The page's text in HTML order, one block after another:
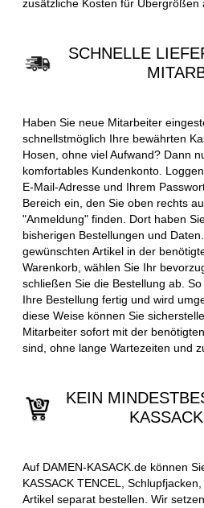
zusätzliche Kosten für Übergrößen
SCHNELLE
Haben Sie neue Mitarbeiter
schnellstmöglich Ihre bewährten
Hosen, ohne viel Aufwand? Dann
komfortables Kundenkonto.
E-Mail-Adresse und Ihrem
Bereich ein, den Sie oben rechts
"Anmeldung" finden. Dort haben
bisherigen Bestellungen und
gewünschten Artikel in der
Warenkorb, wählen Sie Ihr
schließen Sie die Bestellung ab.
Ihre Bestellung fertig und wird
diese Weise können Sie
Mitarbeiter sofort mit der
sind, ohne lange Wartezeiten und
KEIN
Auf DAMEN-KASACK.de können
KASSACK TENCEL,
Artikel separat bestellen. Wir